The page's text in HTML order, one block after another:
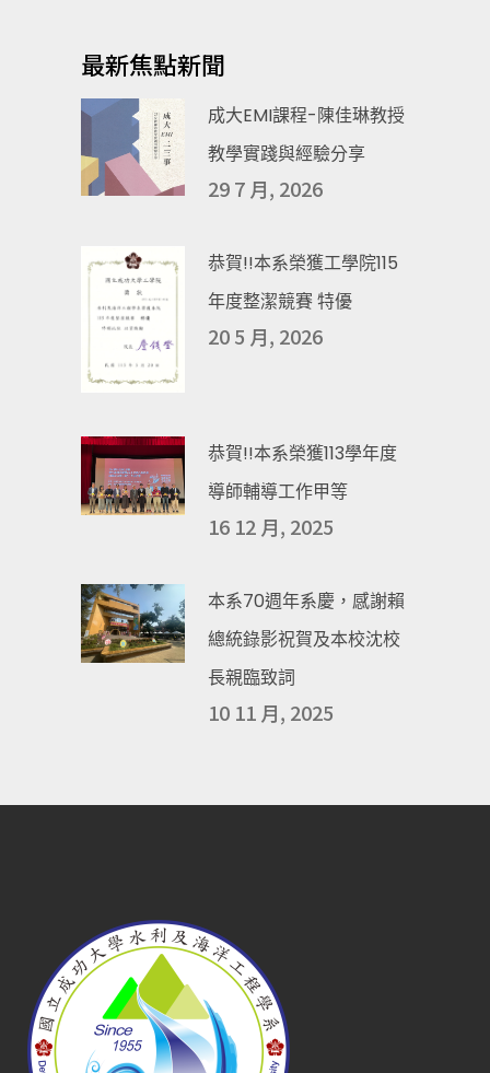
最新焦點新聞
成大EMI課程-陳佳琳教授
教學實踐與經驗分享
29 7 月, 2026
恭賀!!本系榮獲工學院115
年度整潔競賽 特優
20 5 月, 2026
恭賀!!本系榮獲113學年度
導師輔導工作甲等
16 12 月, 2025
本系70週年系慶，感謝賴
總統錄影祝賀及本校沈校
長親臨致詞
10 11 月, 2025